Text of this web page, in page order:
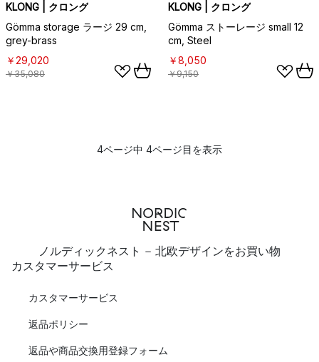
KLONG | クロング
Gömma storage ラージ 29 cm,
grey-brass
￥29,020
￥35,080
KLONG | クロング
Gömma ストーレージ small 12
cm, Steel
￥8,050
￥9,150
4ページ中 4ページ目を表示
ノルディックネスト - 北欧デザインをお買い物
カスタマーサービス
カスタマーサービス
返品ポリシー
返品や商品交換用登録フォーム